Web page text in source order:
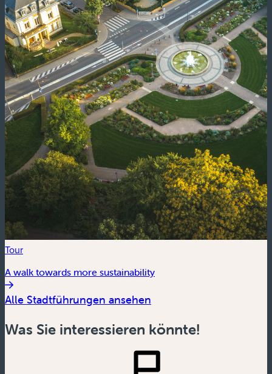
Tour
A walk towards more sustainability
Alle Stadtführungen ansehen
Was Sie interessieren könnte!